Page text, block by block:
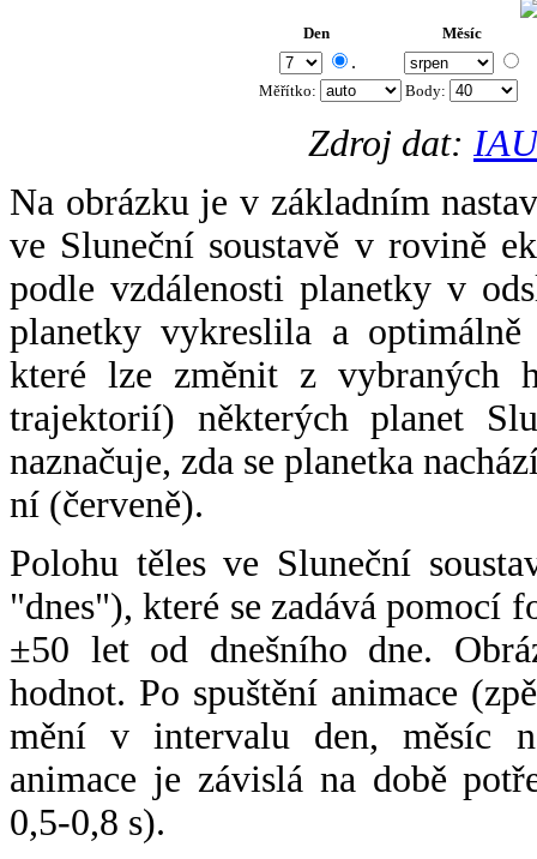
Den Měsíc
.
Měřítko: Body:
Zdroj dat:
Na obrázku je v základním
ve Sluneční soustavě v rovině
podle vzdálenosti planetky v
planetky vykreslila a
které lze změnit z vybraných
trajektorií) některých planet
naznačuje, zda se planetka
ní (červeně).
Polohu těles ve Sluneční
"dnes"), které se zadává pomocí
±50 let od dnešního dne.
hodnot. Po spuštění animace
mění v intervalu den, měsíc
animace je závislá na době
0,5-0,8 s).